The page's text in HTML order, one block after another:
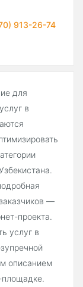
913-26-74
для
в
—
проекта.
услуг в
описанием